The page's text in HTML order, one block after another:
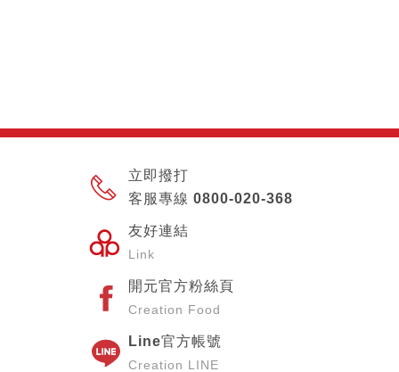
立即撥打
客服專線 0800-020-368
友好連結
Link
開元官方粉絲頁
Creation Food
Line官方帳號
Creation LINE